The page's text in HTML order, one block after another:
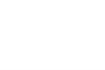
看，采购华为服务器的市场